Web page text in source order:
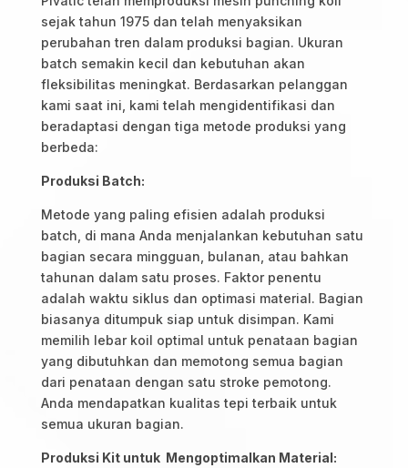
sejak tahun 1975 dan telah menyaksikan
perubahan tren dalam produksi bagian. Ukuran
batch semakin kecil dan kebutuhan akan
fleksibilitas meningkat. Berdasarkan pelanggan
kami saat ini, kami telah mengidentifikasi dan
beradaptasi dengan tiga metode produksi yang
berbeda:
Produksi Batch:
Metode yang paling efisien adalah produksi
batch, di mana Anda menjalankan kebutuhan satu
bagian secara mingguan, bulanan, atau bahkan
tahunan dalam satu proses. Faktor penentu
adalah waktu siklus dan optimasi material. Bagian
biasanya ditumpuk siap untuk disimpan. Kami
memilih lebar koil optimal untuk penataan bagian
yang dibutuhkan dan memotong semua bagian
dari penataan dengan satu stroke pemotong.
Anda mendapatkan kualitas tepi terbaik untuk
semua ukuran bagian.
Produksi Kit untuk Mengoptimalkan Material: